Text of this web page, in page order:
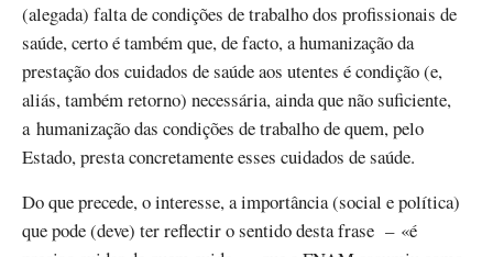
(alegada) falta de condições de trabalho dos profissionais de
saúde, certo é também que, de facto, a humanização da
prestação dos cuidados de saúde aos utentes é condição (e,
aliás, também retorno) necessária, ainda que não suficiente,
a humanização das condições de trabalho de quem, pelo
Estado, presta concretamente esses cuidados de saúde.
Do que precede, o interesse, a importância (social e política)
que pode (deve) ter reflectir o sentido desta frase – «é